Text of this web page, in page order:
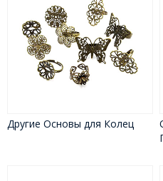
Другие Основы для Колец